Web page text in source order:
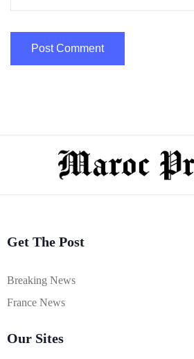
Get The Post
Breaking News
France News
Our Sites